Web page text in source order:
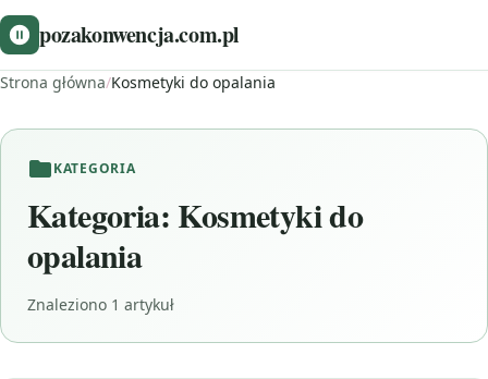
pozakonwencja.com.pl
Strona główna/Kosmetyki do opalania
KATEGORIA
Kategoria: Kosmetyki do
opalania
Znaleziono 1 artykuł